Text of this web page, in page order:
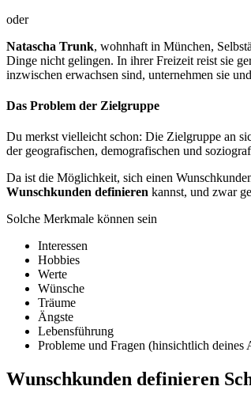
oder
Natascha Trunk, wohnhaft in München,
Dinge nicht gelingen. In ihrer Freizeit reist sie
inzwischen erwachsen sind, unternehmen sie
Das Problem der Zielgruppe
Du merkst vielleicht schon: Die Zielgruppe an
der geografischen, demografischen und
Da ist die Möglichkeit, sich einen
Wunschkunden definieren kannst, und zwar
Solche Merkmale können sein
Interessen
Hobbies
Werte
Wünsche
Träume
Ängste
Lebensführung
Probleme und Fragen (hinsichtlich deines
Wunschkunden definieren